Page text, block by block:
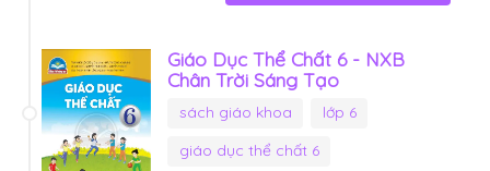
Giáo Dục Thể Chất 6 - NXB
Chân Trời Sáng Tạo
sách giáo khoa
lớp 6
giáo dục thể chất 6